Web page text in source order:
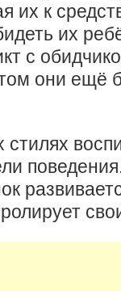
их к
их
с
они ещё